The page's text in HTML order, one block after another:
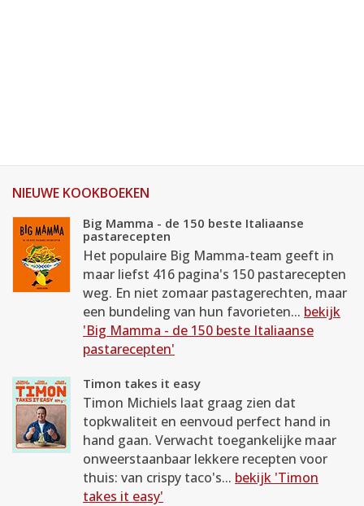
NIEUWE KOOKBOEKEN
Big Mamma - de 150 beste Italiaanse
pastarecepten
Het populaire Big Mamma-team geeft in
maar liefst 416 pagina's 150 pastarecepten
weg. En niet zomaar pastagerechten, maar
een bundeling van hun favorieten... bekijk
'Big Mamma - de 150 beste Italiaanse
pastarecepten'
Timon takes it easy
Timon Michiels laat graag zien dat
topkwaliteit en eenvoud perfect hand in
hand gaan. Verwacht toegankelijke maar
onweerstaanbaar lekkere recepten voor
thuis: van crispy taco's... bekijk 'Timon
takes it easy'